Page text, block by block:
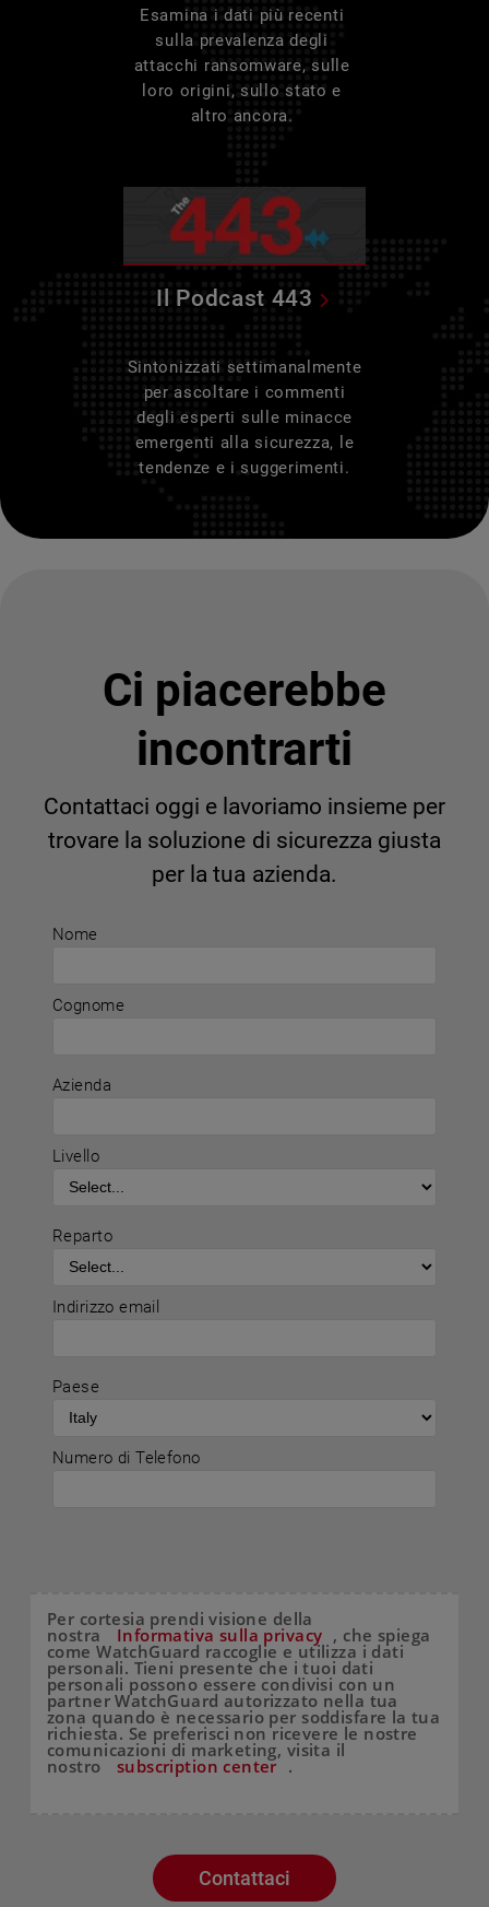
Esamina i dati più recenti
sulla prevalenza degli
attacchi ransomware, sulle
loro origini, sullo stato e
altro ancora.
Il Podcast 443
Sintonizzati settimanalmente
per ascoltare i commenti
degli esperti sulle minacce
emergenti alla sicurezza, le
tendenze e i suggerimenti.
Nome
Cognome
Azienda
Livello
Reparto
Indirizzo email
Paese
Numero di Telefono
Per cortesia prendi visione della
nostra Informativa sulla privacy , che spiega
come WatchGuard raccoglie e utilizza i dati
personali. Tieni presente che i tuoi dati
personali possono essere condivisi con un
partner WatchGuard autorizzato nella tua
zona quando è necessario per soddisfare la tua
richiesta. Se preferisci non ricevere le nostre
comunicazioni di marketing, visita il
nostro subscription center .
Contattaci
Ci piacerebbe
incontrarti
Contattaci oggi e lavoriamo insieme per
trovare la soluzione di sicurezza giusta
per la tua azienda.